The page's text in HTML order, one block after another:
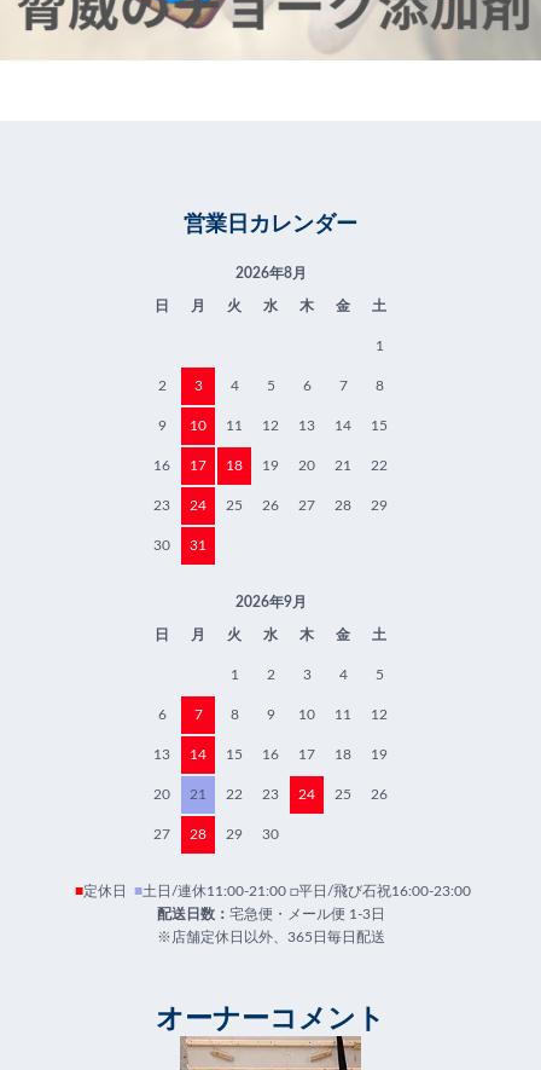
営業日カレンダー
2026年8月
日 月 火 水 木 金 土
1
2 3 4 5 6 7 8
9 10 11 12 13 14 15
16 17 18 19 20 21 22
23 24 25 26 27 28 29
30 31
2026年9月
日 月 火 水 木 金 土
1 2 3 4 5
6 7 8 9 10 11 12
13 14 15 16 17 18 19
20 21 22 23 24 25 26
27 28 29 30
■定休日 ■土日/連休11:00-21:00 □平日/飛び石祝16:00-23:00
配送日数： 宅急便・メール便 1-3日
※店舗定休日以外、365日毎日配送
オーナーコメント